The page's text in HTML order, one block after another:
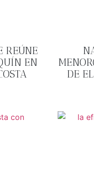
REÚNE
EN
DE